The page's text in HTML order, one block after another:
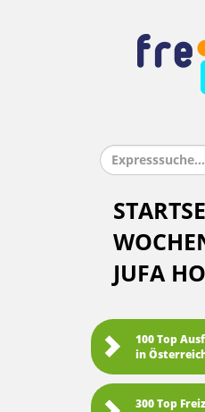
JUFA
100 Top
in
300 Top